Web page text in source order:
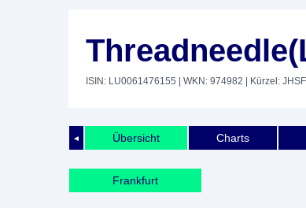
ISIN: LU0061476155 | WKN: 974982 | Kürzel: JHSF
◄ Übersicht Charts
Frankfurt